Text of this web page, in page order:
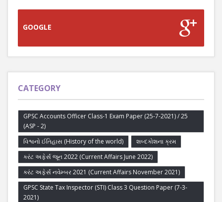
GOOGLE
CATEGORY
GPSC Accounts Officer Class-1 Exam Paper (25-7-2021) / 25
(ASP - 2)
વિશ્વનો ઈતિહાસ (History of the world)
શબ્દકોશના ક્રમ
કરંટ અફેર્સ જૂન 2022 (Current Affairs June 2022)
કરંટ અફેર્સ નવેમ્બર 2021 (Current Affairs November 2021)
GPSC State Tax Inspector (STI) Class 3 Question Paper (7-3-
2021)